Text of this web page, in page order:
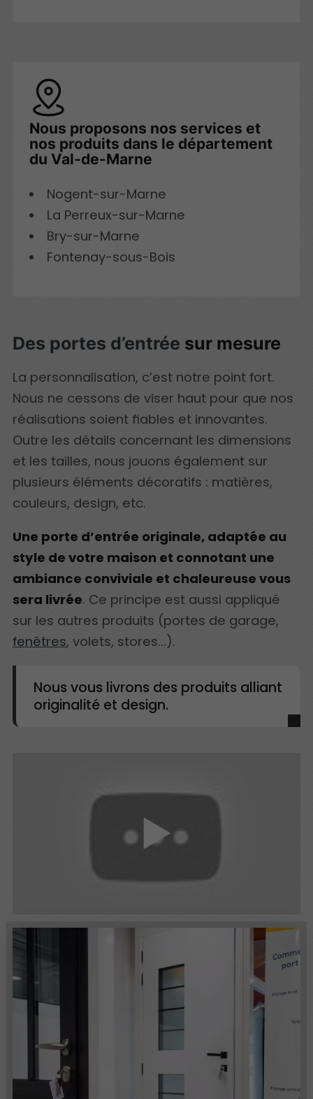
Nous proposons nos services et
nos produits dans le département
du Val-de-Marne
Nogent-sur-Marne
La Perreux-sur-Marne
Bry-sur-Marne
Fontenay-sous-Bois
Des portes d’entrée sur mesure
La personnalisation, c’est notre point fort.
Nous ne cessons de viser haut pour que nos
réalisations soient fiables et innovantes.
Outre les détails concernant les dimensions
et les tailles, nous jouons également sur
plusieurs éléments décoratifs : matières,
couleurs, design, etc.
Une porte d’entrée originale, adaptée au
style de votre maison et connotant une
ambiance conviviale et chaleureuse vous
sera livrée. Ce principe est aussi appliqué
sur les autres produits (portes de garage,
fenêtres, volets, stores...).
Nous vous livrons des produits alliant
originalité et design.
▶